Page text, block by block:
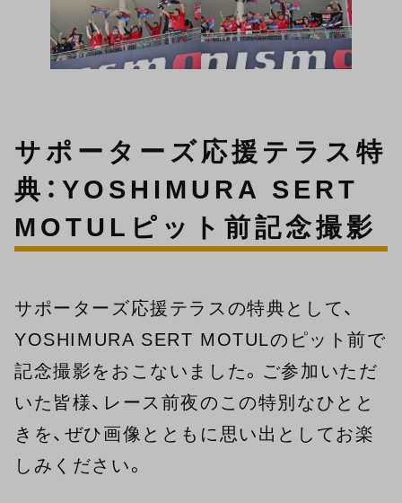
サポーターズ応援テラス特
典：YOSHIMURA SERT
MOTULピット前記念撮影
サポーターズ応援テラスの特典として、
YOSHIMURA SERT MOTULのピット前で
記念撮影をおこないました。ご参加いただ
いた皆様、レース前夜のこの特別なひとと
きを、ぜひ画像とともに思い出としてお楽
しみください。